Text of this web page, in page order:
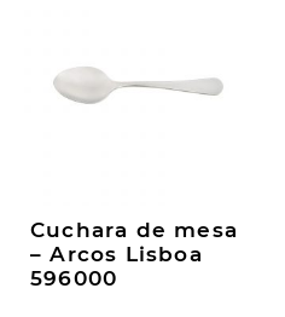
Cuchara de mesa
– Arcos Lisboa
596000